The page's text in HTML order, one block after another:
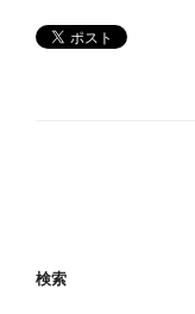
ペ
検索